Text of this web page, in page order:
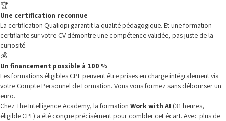
🏆
Une certification reconnue
La certification Qualiopi garantit la qualité pédagogique. Et une formation
certifiante sur votre CV démontre une compétence validée, pas juste de la
curiosité.
💰
Un financement possible à 100 %
Les formations éligibles CPF peuvent être prises en charge intégralement via
votre Compte Personnel de Formation. Vous vous formez sans débourser un
euro.
Chez The Intelligence Academy, la formation Work with AI (31 heures,
éligible CPF) a été conçue précisément pour combler cet écart. Avec plus de